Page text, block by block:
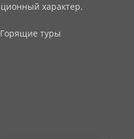
характер.
Горящие туры